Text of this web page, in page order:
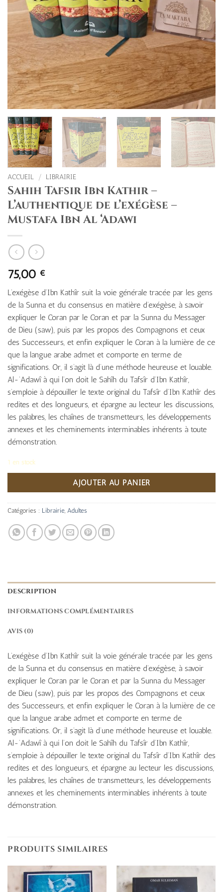
ACCUEIL / LIBRAIRIE
Sahih Tafsir Ibn Kathir –
L’authentique de l’exégèse –
Mustafa Ibn Al ‘Adawi
75,00 €
L’exégèse d’Ibn Kathîr suit la voie générale tracée par les gens
de la Sunna et du consensus en matière d’exégèse, à savoir
expliquer le Coran par le Coran et par la Sunna du Messager
de Dieu (saw), puis par les propos des Compagnons et ceux
des Successeurs, et enfin expliquer le Coran à la lumière de ce
que la langue arabe admet et comporte en terme de
significations. Or, il s’agit là d’une méthode heureuse et louable.
Al-‘Adawî à qui l’on doit le Sahîh du Tafsîr d’Ibn Kathîr,
s’emploie à dépouiller le texte original du Tafsîr d’Ibn Kathîr des
redites et des longueurs, et épargne au lecteur les discussions,
les palabres, les chaînes de transmetteurs, les développements
annexes et les cheminements interminables inhérents à toute
démonstration.
1 en stock
AJOUTER AU PANIER
Catégories : Librairie Adultes
DESCRIPTION
INFORMATIONS COMPLÉMENTAIRES
AVIS (0)
L’exégèse d’Ibn Kathîr suit la voie générale tracée par les gens
de la Sunna et du consensus en matière d’exégèse, à savoir
expliquer le Coran par le Coran et par la Sunna du Messager
de Dieu (saw), puis par les propos des Compagnons et ceux
des Successeurs, et enfin expliquer le Coran à la lumière de ce
que la langue arabe admet et comporte en terme de
significations. Or, il s’agit là d’une méthode heureuse et louable.
Al-‘Adawî à qui l’on doit le Sahîh du Tafsîr d’Ibn Kathîr,
s’emploie à dépouiller le texte original du Tafsîr d’Ibn Kathîr des
redites et des longueurs, et épargne au lecteur les discussions,
les palabres, les chaînes de transmetteurs, les développements
annexes et les cheminements interminables inhérents à toute
démonstration.
PRODUITS SIMILAIRES